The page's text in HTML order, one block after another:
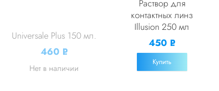
Universale Plus 150 мл.
460 Р
Нет в наличии
Раствор для
контактных линз
Illusion 250 мл
450 Р
УБ.
Купить